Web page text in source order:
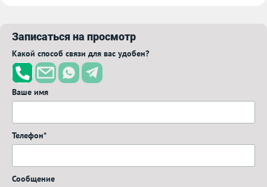
Записаться на просмотр
Какой способ связи для вас удобен?
Ваше имя
Телефон*
Сообщение